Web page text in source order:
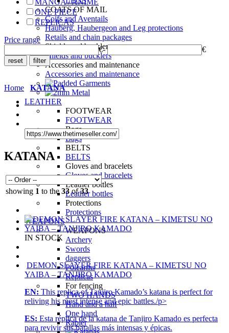
COATS OF MAIL
Coifs and Aventails
Hauberg, Haubergeon and Leg protections
Retails and chain packages
Shields and bucklers
Shields and bucklers
Accessories and maintenance
Accessories and maintenance
LEATHER
FOOTWEAR
FOOTWEAR
Bags
Bags
BELTS
BELTS
Gloves and bracelets
Gloves and bracelets
Leather bottles
Leather bottles
Protections
Protections
WEAPONS
WEAPONS
Archery
Swords
daggers
Polearms
Replicas
For fencing
TWO HANDS
Hand and a half
One hand
Rapier
MANGA / ANIME
ONE PIECE
REPLICAS
Price range
€- €
Home KATANA
KATANA
showing 1 to the33of 33
IN STOCK
DEMON SLAYER FIRE KATANA – KIMETSU NO
YAIBA – TANJIRO KAMADO
EN: This replica of Tanjiro Kamado’s katana is perfect for
reliving his most intense and epic battles./p>
ES: Esta réplica de la katana de Tanjiro Kamado es perfecta
para revivir sus batallas más intensas y épicas.